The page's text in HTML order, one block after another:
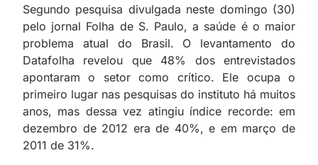
Segundo pesquisa divulgada neste domingo (30)
pelo jornal Folha de S. Paulo, a saúde é o maior
problema atual do Brasil. O levantamento do
Datafolha revelou que 48% dos entrevistados
apontaram o setor como crítico. Ele ocupa o
primeiro lugar nas pesquisas do instituto há muitos
anos, mas dessa vez atingiu índice recorde: em
dezembro de 2012 era de 40%, e em março de
2011 de 31%.